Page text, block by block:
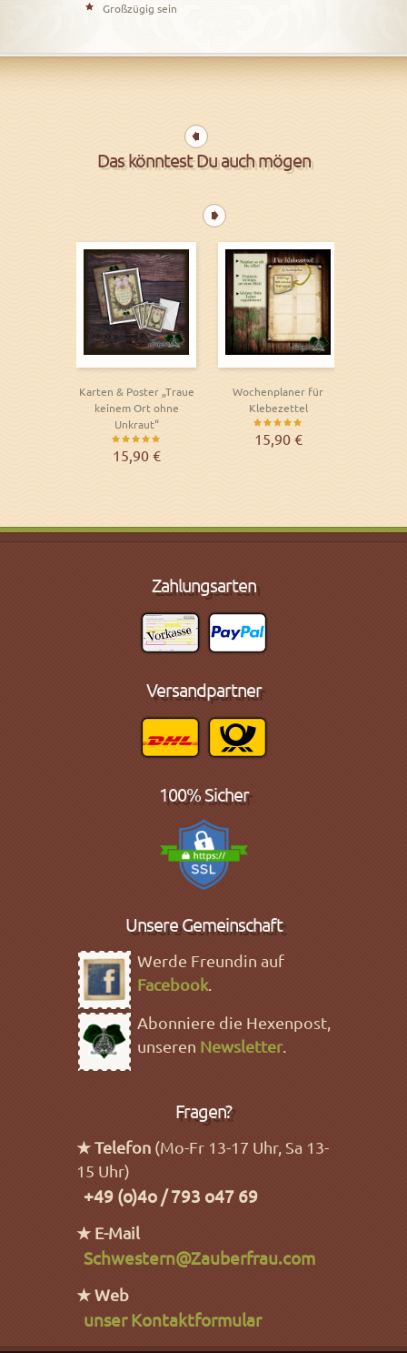
Großzügig sein
Das könntest Du auch mögen
Karten & Poster „Traue
keinem Ort ohne
Unkraut“
Bewertet
von 5
15,90 €
Wochenplaner für
Klebezettel
Bewertet
15,90 €
Zahlungsarten
Versandpartner
100% Sicher
Unsere Gemeinschaft
Werde Freundin auf
Facebook.
Abonniere die Hexenpost,
unseren Newsletter.
Fragen?
★ Telefon (Mo-Fr 13-17 Uhr, Sa 13-
15 Uhr)
+49 (o)4o / 793 o47 69
★ E-Mail
Schwestern@Zauberfrau.com
★ Web
unser Kontaktformular